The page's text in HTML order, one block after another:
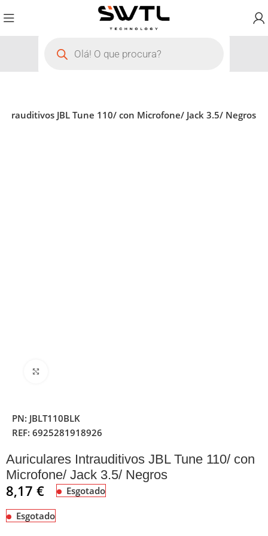
JBL Tune 110/ con Microfone/ Jack 3.5/ Negros
PN: JBLT110BLK
REF:6925281918926
Auriculares Intrauditivos JBL Tune 110/ con
Microfone/ Jack 3.5/ Negros
8,17€ Esgotado
Esgotado